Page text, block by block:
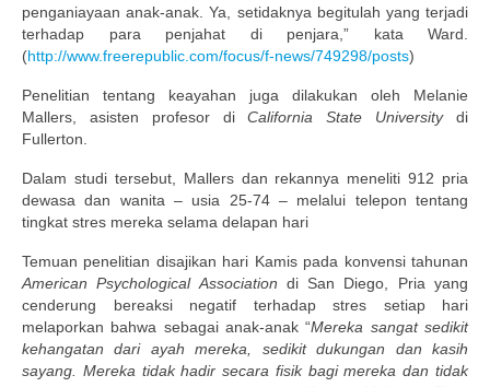
penganiayaan anak-anak. Ya, setidaknya begitulah yang terjadi
terhadap para penjahat di penjara,” kata Ward.
(http://www.freerepublic.com/focus/f-news/749298/posts)
Penelitian tentang keayahan juga dilakukan oleh Melanie
Mallers, asisten profesor diCalifornia State Universitydi
Fullerton.
Dalam studi tersebut, Mallers dan rekannya meneliti 912 pria
dewasa dan wanita – usia 25-74 – melalui telepon tentang
tingkat stres mereka selama delapan hari
Temuan penelitian disajikan hari Kamis pada konvensi tahunan
American Psychological Association di San Diego, Pria yang
cenderung bereaksi negatif terhadap stres setiap hari
melaporkan bahwa sebagai anak-anak “Mereka sangat sedikit
kehangatan dari ayah mereka, sedikit dukungan dan kasih
sayang. Mereka tidak hadir secara fisik bagi mereka dan tidak